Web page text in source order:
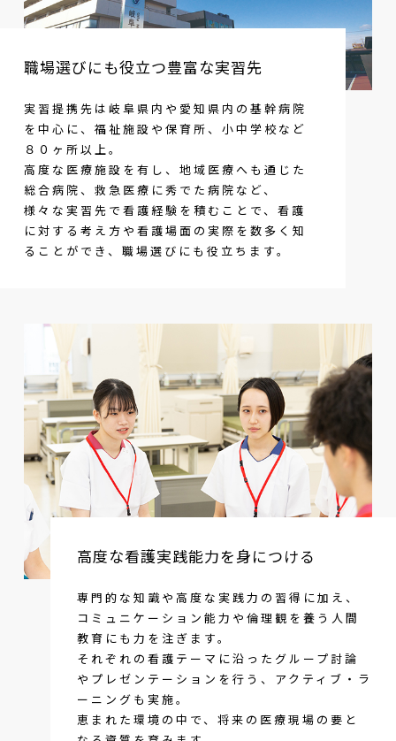
職場選びにも役立つ豊富な実習先
実習提携先は岐阜県内や愛知県内の基幹病院
を中心に、福祉施設や保育所、小中学校など
８０ヶ所以上。
高度な医療施設を有し、地域医療へも通じた
総合病院、救急医療に秀でた病院など、
様々な実習先で看護経験を積むことで、看護
に対する考え方や看護場面の実際を数多く知
ることができ、職場選びにも役立ちます。
高度な看護実践能力を身につける
専門的な知識や高度な実践力の習得に加え、
コミュニケーション能力や倫理観を養う人間
教育にも力を注ぎます。
それぞれの看護テーマに沿ったグループ討論
やプレゼンテーションを行う、アクティブ・ラ
ーニングも実施。
恵まれた環境の中で、将来の医療現場の要と